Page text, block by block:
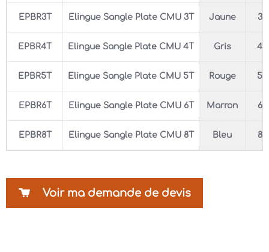
EPBR3T Elingue Sangle Plate CMU 3T Jaune 3T
EPBR4T Elingue Sangle Plate CMU 4T Gris 4T
EPBR5T Elingue Sangle Plate CMU 5T Rouge 5T
EPBR6T Elingue Sangle Plate CMU 6T Marron 6T
EPBR8T Elingue Sangle Plate CMU 8T Bleu 8T
Voir ma demande de devis